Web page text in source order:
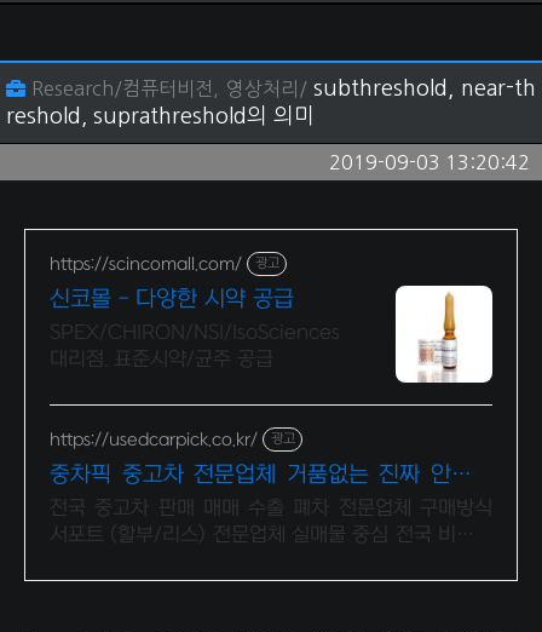
Research/컴퓨터비전, 영상처리/ subthreshold, near-th
reshold, suprathreshold의 의미
2019-09-03 13:20:42
https://scincomall.com/ 광고
신코몰 - 다양한 시약 공급
SPEX/CHIRON/NSI/IsoSciences
대리점. 표준시약/균주 공급
https://usedcarpick.co.kr/ 광고
중차픽 중고차 전문업체 거품없는 진짜 안심거
래
전국 중고차 판매 매매 수출 폐차 전문업체 구매방식
서포트 (할부/리스) 전문업체 실매물 중심 전국 비대면